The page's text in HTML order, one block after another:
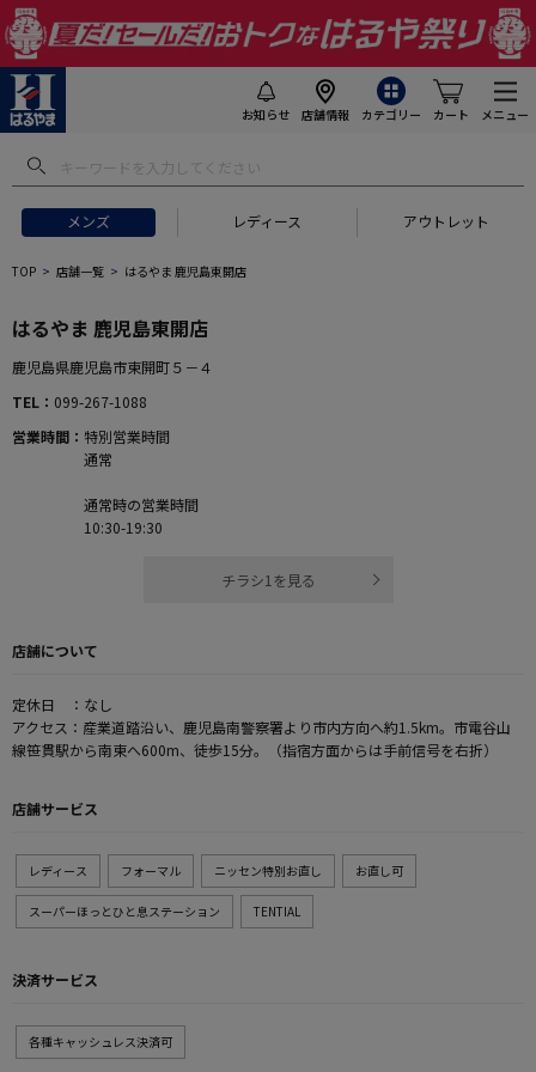
お知らせ 店舗情報 カテゴリー カート メニュー
メンズ レディース アウトレット
TOP 店舗一覧 はるやま 鹿児島東開店
はるやま 鹿児島東開店
鹿児島県鹿児島市東開町５－４
TEL
099-267-1088
営業時間
特別営業時間
通常
通常時の営業時間
10:30-19:30
チラシ1を見る
店舗について
定休日 ：なし
アクセス：産業道踏沿い、鹿児島南警察署より市内方向へ約1.5km。市電谷山
線笹貫駅から南東へ600m、徒歩15分。（指宿方面からは手前信号を右折）
店舗サービス
レディース フォーマル ニッセン特別お直し お直し可
スーパーほっとひと息ステーション TENTIAL
決済サービス
各種キャッシュレス決済可